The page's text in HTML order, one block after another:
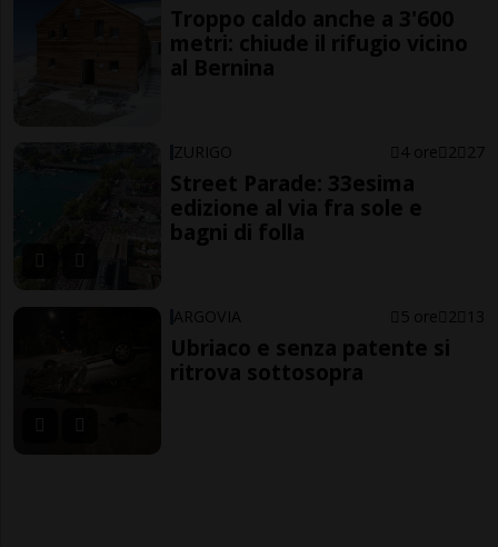
Troppo caldo anche a 3'600
metri: chiude il rifugio vicino
al Bernina
ZURIGO 4 ore 2 27
Street Parade: 33esima
edizione al via fra sole e
bagni di folla
ARGOVIA 5 ore 2 13
Ubriaco e senza patente si
ritrova sottosopra